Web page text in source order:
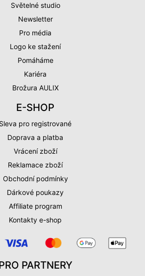
Světelné studio
Newsletter
Pro média
Logo ke stažení
Pomáháme
Kariéra
Brožura AULIX
E-SHOP
Sleva pro registrované
Doprava a platba
Vrácení zboží
Reklamace zboží
Obchodní podmínky
Dárkové poukazy
Affiliate program
Kontakty e-shop
PARTNERY